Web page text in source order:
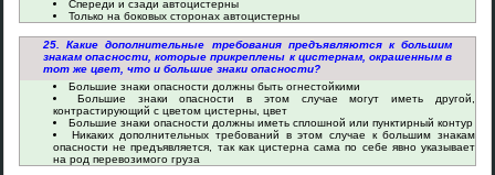
Спереди и сзади автоцистерны
Только на боковых сторонах автоцистерны
25. Какие дополнительные требования предъявляются к большим
знакам опасности, которые прикреплены к цистернам, окрашенным в
тот же цвет, что и большие знаки опасности?
Большие знаки опасности должны быть огнестойкими
Большие знаки опасности в этом случае могут иметь другой,
контрастирующий с цветом цистерны, цвет
Большие знаки опасности должны иметь сплошной или пунктирный контур
Никаких дополнительных требований в этом случае к большим знакам
опасности не предъявляется, так как цистерна сама по себе явно указывает
на род перевозимого груза